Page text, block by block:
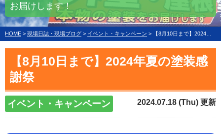
お届けします！
HOME > 現場日誌・現場ブログ > イベント・キャンペーン > 【8月10日まで】2024年夏の塗装感謝祭
【8月10日まで】2024年夏の塗装感
謝祭
イベント・キャンペーン 2024.07.18 (Thu) 更新